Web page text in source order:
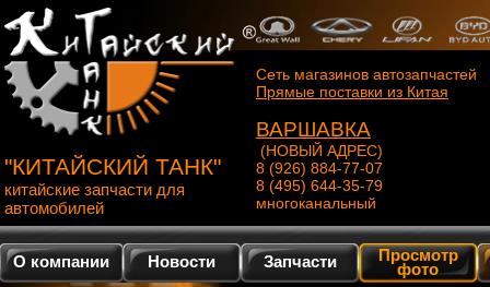
"КИТАЙСКИЙ ТАНК"
китайские запчасти для
автомобилей
Сеть магазинов автозапчастей
Прямые поставки из Китая
ВАРШАВКА
(НОВЫЙ АДРЕС)
8 (926) 884-77-07
8 (495) 644-35-79
многоканальный
О компании Новости Запчасти Просмотр
фото